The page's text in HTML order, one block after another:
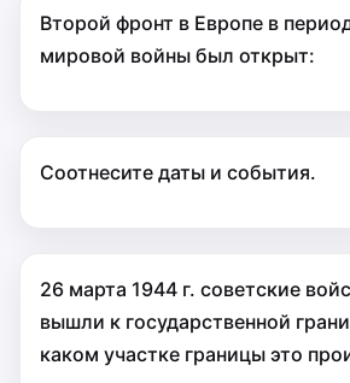
Второй фронт в Европе в
мировой войны был открыт:
Соотнесите даты и события.
26 марта 1944 г. советские
вышли к государственной
каком участке границы это